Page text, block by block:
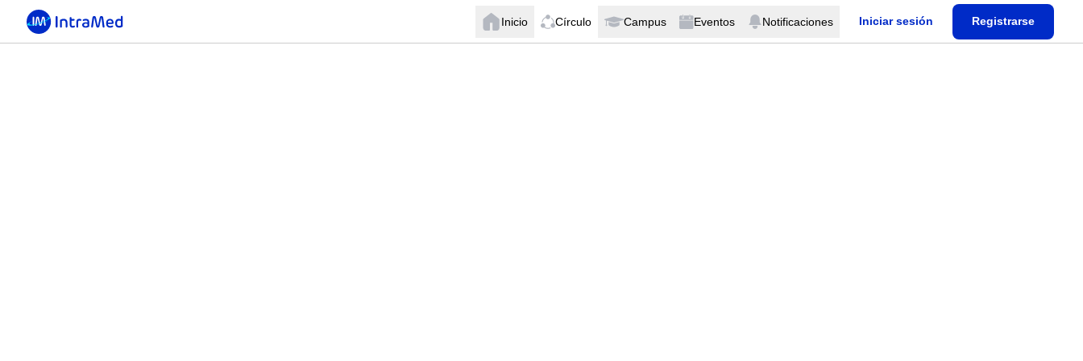
Inicio Círculo Campus Eventos Notificaciones Iniciar sesión Registrarse